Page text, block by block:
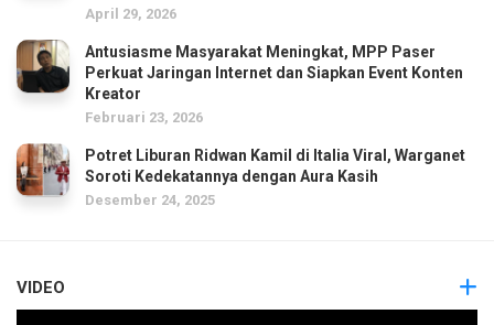
April 29, 2026
Antusiasme Masyarakat Meningkat, MPP Paser
Perkuat Jaringan Internet dan Siapkan Event Konten
Kreator
Februari 23, 2026
Potret Liburan Ridwan Kamil di Italia Viral, Warganet
Soroti Kedekatannya dengan Aura Kasih
Desember 24, 2025
VIDEO